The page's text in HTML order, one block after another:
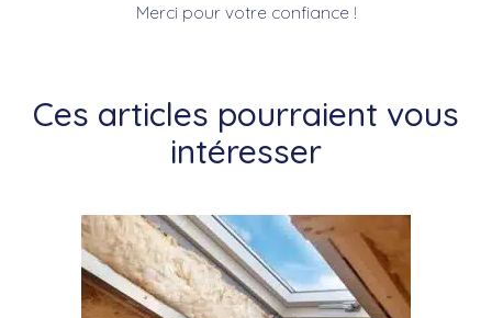
Merci pour votre confiance !
Ces articles pourraient vous
intéresser